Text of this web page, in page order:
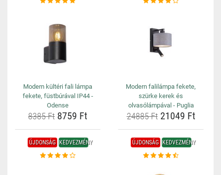
Modern kültéri fali lámpa
fekete, füstbúrával IP44 -
Odense
8385 Ft 8759 Ft
Modern falilámpa fekete,
szürke kerek és
olvasólámpával - Puglia
24885 Ft21049 Ft
ÚJDONSÁG KEDVEZMÉNY ÚJDONSÁG KEDVEZMÉNY